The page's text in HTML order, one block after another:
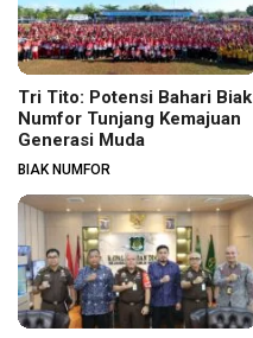
Tri Tito: Potensi Bahari Biak
Numfor Tunjang Kemajuan
Generasi Muda
BIAK NUMFOR